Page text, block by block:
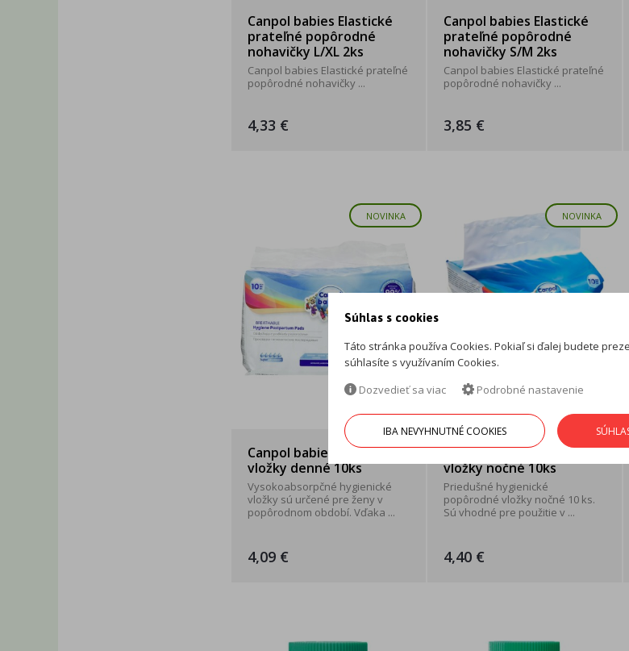
Canpol babies Elastické
prateľné popôrodné
nohavičky L/XL 2ks
Canpol babies Elastické prateľné
popôrodné nohavičky ...
4,33 €
Canpol babies Elastické
prateľné popôrodné
nohavičky S/M 2ks
Canpol babies Elastické prateľné
popôrodné nohavičky ...
3,85 €
NOVINKA
Canpol babies Popôrodné
vložky denné 10ks
Vysokoabsorpčné hygienické
vložky sú určené pre ženy v
popôrodnom období. Vďaka ...
4,09 €
NOVINKA
Canpol babies Popôrodné
vložky nočné 10ks
Priedušné hygienické
popôrodné vložky nočné 10 ks.
Sú vhodné pre použitie v ...
4,40 €
Súhlas s cookies
Táto stránka používa Cookies. Pokiaľ si ďalej budete
súhlasíte s využívaním Cookies.
Dozvedieť sa viac
Podrobné nastavenie
IBA NEVYHNUTNÉ COOKIES